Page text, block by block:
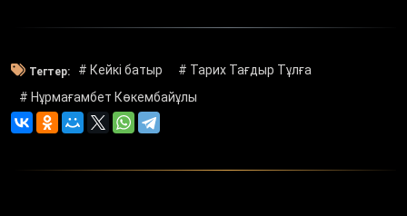
Тегтер: # Кейкі батыр
# Тарих Тағдыр Тұлға
# Нұрмағамбет Көкембайұлы